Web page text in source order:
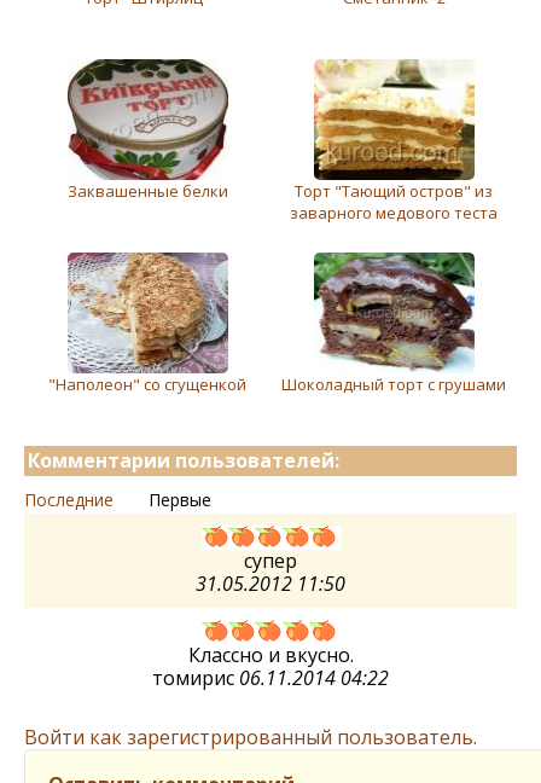
Заквашенные белки
Торт "Тающий остров" из
заварного медового теста
"Наполеон" со сгущенкой Шоколадный торт с грушами
Комментарии пользователей:
Последние Первые
супер
31.05.2012 11:50
Классно и вкусно.
томирис 06.11.2014 04:22
Войти как зарегистрированный пользователь.